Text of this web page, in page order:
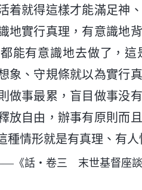
着就得這樣才能滿足神
地實行真理，有意識地
能有意識地去做了，
象、守規條就以為實行
做事最累，盲目做事没
放自由，辦事有原則而
種情形就是有真理、有
《話・卷三 末世基督座談